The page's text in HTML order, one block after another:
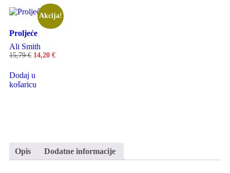
Akcija!
Proljeće
Ali Smith
15,79€ 14,20 €
Dodaj u
košaricu
Opis Dodatne informacije